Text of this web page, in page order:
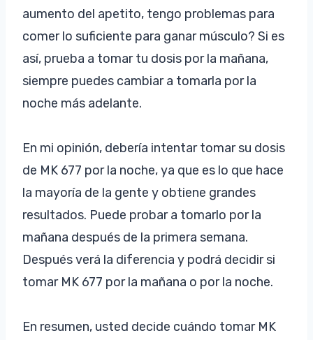
aumento del apetito, tengo problemas para
comer lo suficiente para ganar músculo? Si es
así, prueba a tomar tu dosis por la mañana,
siempre puedes cambiar a tomarla por la
noche más adelante.
En mi opinión, debería intentar tomar su dosis
de MK 677 por la noche, ya que es lo que hace
la mayoría de la gente y obtiene grandes
resultados. Puede probar a tomarlo por la
mañana después de la primera semana.
Después verá la diferencia y podrá decidir si
tomar MK 677 por la mañana o por la noche.
En resumen, usted decide cuándo tomar MK